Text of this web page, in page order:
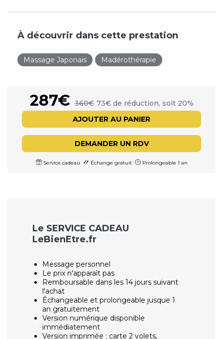
À découvrir dans cette prestation
Massage Japonais Madérothérapie
287€ 360€ 73€ de réduction, soit 20%
AJOUTER AU PANIER
DEMANDER UN RDV
Service cadeau Échange gratuit Prolongeable 1 an
Le SERVICE CADEAU
LeBienEtre.fr
Message personnel
Le prix n'apparaît pas
Remboursable dans les 14 jours suivant
l'achat
Échangeable et prolongeable jusque 1
an gratuitement
Version numérique disponible
immédiatement
Version imprimée : carte 2 volets,